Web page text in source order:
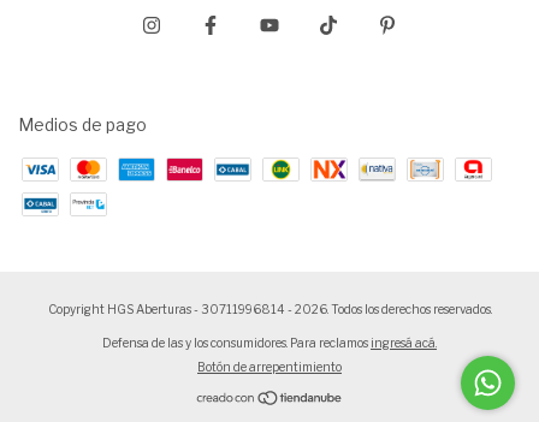
Medios de pago
Copyright HGS Aberturas - 30711996814 - 2026. Todos los derechos reservados.
Defensa de las y los consumidores. Para reclamos ingresá acá.
Botón de arrepentimiento